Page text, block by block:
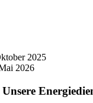
2025
2026